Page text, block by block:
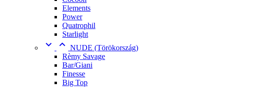
Elements
Power
Quatrophil
Starlight
  NUDE (Törökország)
Rèmy Savage
Bar/Giani
Finesse
Big Top